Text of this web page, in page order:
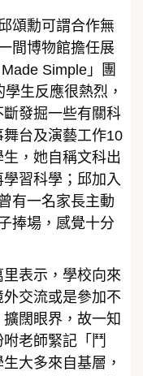
頌勳可謂合作無
間博物館擔任展
Simple」團
生反應很熱烈，
發掘一些有關科
台及演藝工作10
，她自稱文科出
習科學；邱加入
有一名家長主動
捧場，感覺十分
表示，學校向來
交流或是參加不
闊眼界，故一知
老師緊記「鬥
大多來自基層，